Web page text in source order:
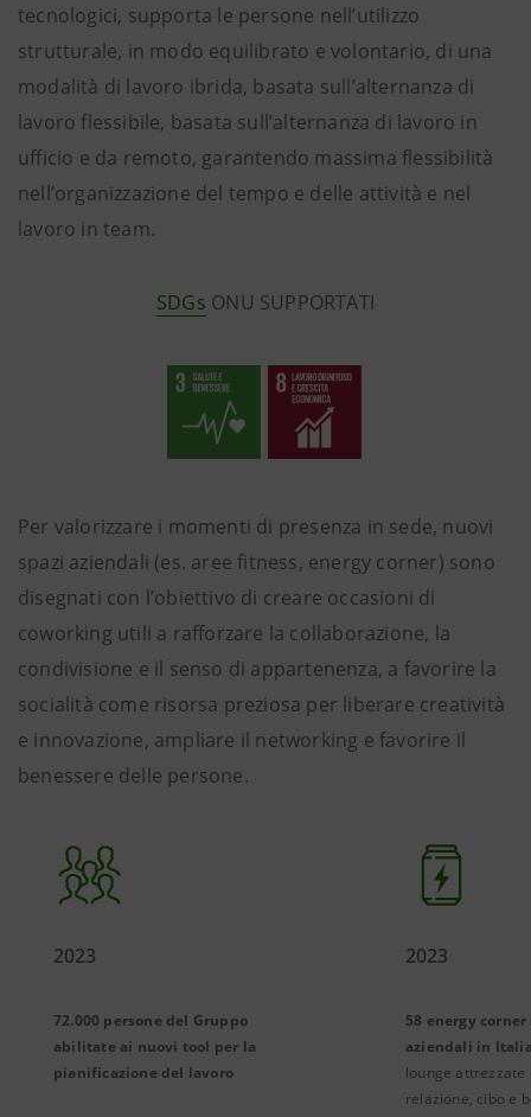
tecnologici, supporta le persone nell’utilizzo
strutturale, in modo equilibrato e volontario, di una
modalità di lavoro ibrida, basata sull’alternanza di
lavoro flessibile, basata sull’alternanza di lavoro in
ufficio e da remoto, garantendo massima flessibilità
nell’organizzazione del tempo e delle attività e nel
lavoro in team.
SDGs ONU SUPPORTATI
Per valorizzare i momenti di presenza in sede, nuovi
spazi aziendali (es. aree fitness, energy corner) sono
disegnati con l’obiettivo di creare occasioni di
coworking utili a rafforzare la collaborazione, la
condivisione e il senso di appartenenza, a favorire la
socialità come risorsa preziosa per liberare creatività
e innovazione, ampliare il networking e favorire il
benessere delle persone.
2023
72.000 persone del Gruppo
abilitate ai nuovi tool per la
pianificazione del lavoro
2023
58 energy corner
aziendali in
lounge attrezzate
relazione, cibo e